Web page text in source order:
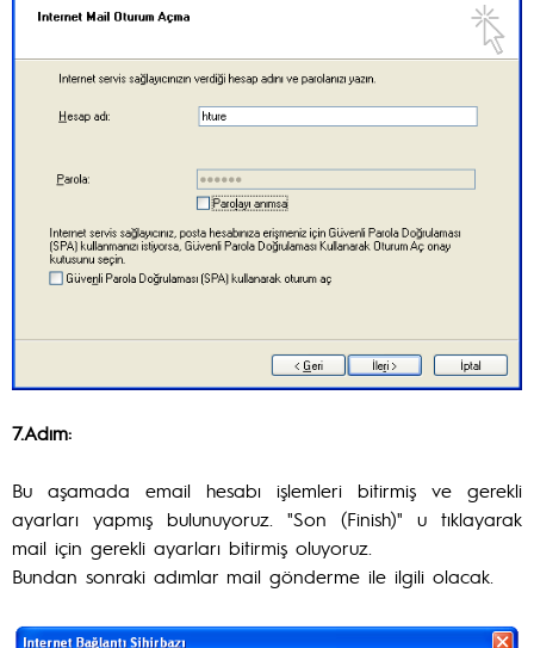
7.Adım:
Bu aşamada email hesabı işlemleri bitirmiş ve gerekli
ayarları yapmış bulunuyoruz. "Son (Finish)" u tıklayarak
mail için gerekli ayarları bitirmiş oluyoruz.
Bundan sonraki adımlar mail gönderme ile ilgili olacak.